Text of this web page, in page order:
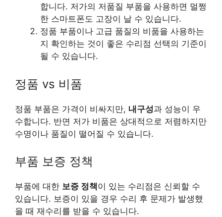
합니다. 저가의 저품질 부품을 사용하면 멀쩡
한 스마트폰도 고장이 날 수 있습니다.
정품 부품이나 고급 품질의 비품을 사용하는
지 확인하는 것이 좋은 수리점 선택의 기준이
될 수 있습니다.
정품 vs 비품
정품 부품은 가격이 비싸지만, 내구성과 성능이 우
수합니다. 반면 저가 비품은 상대적으로 저렴하지만
수명이나 품질이 떨어질 수 있습니다.
부품 보증 정책
부품에 대한 보증 정책이 있는 수리점은 신뢰할 수
있습니다. 보증이 있을 경우 수리 후 문제가 발생했
을 때 재수리를 받을 수 있습니다.